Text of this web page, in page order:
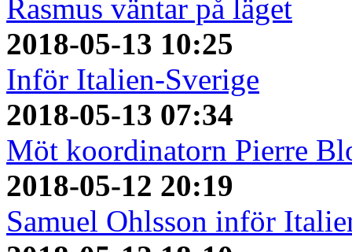
Rasmus väntar på läget
2018-05-13 10:25
Inför Italien-Sverige
2018-05-13 07:34
Möt koordinatorn Pierre
2018-05-12 20:19
Samuel Ohlsson inför